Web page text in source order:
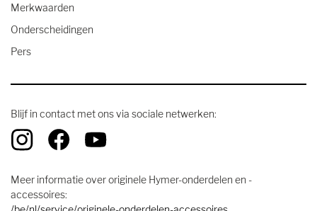
Merkwaarden
Onderscheidingen
Pers
Blijf in contact met ons via sociale netwerken:
Meer informatie over originele Hymer-onderdelen en -
accessoires: